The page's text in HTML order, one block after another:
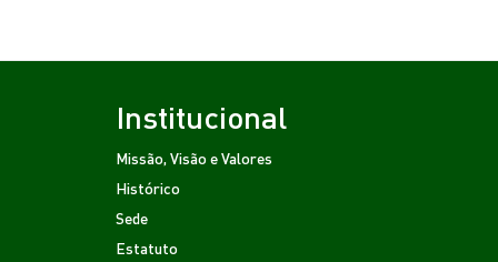
Institucional
Missão, Visão e Valores
Histórico
Sede
Estatuto